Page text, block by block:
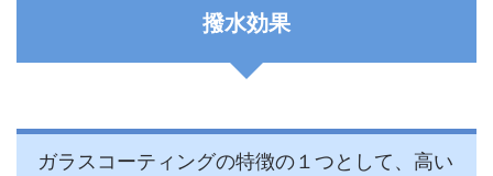
撥水効果
ガラスコーティングの特徴の１つとして、高い